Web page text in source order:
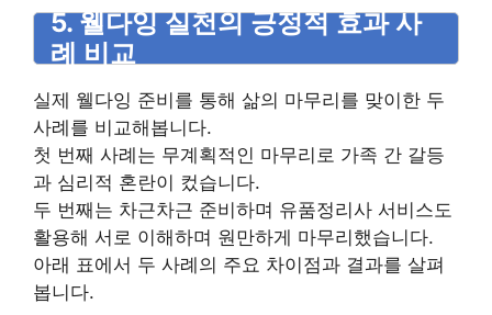
5. 웰다잉 실천의 긍정적 효과 사
례 비교
실제 웰다잉 준비를 통해 삶의 마무리를 맞이한 두
사례를 비교해봅니다.
첫 번째 사례는 무계획적인 마무리로 가족 간 갈등
과 심리적 혼란이 컸습니다.
두 번째는 차근차근 준비하며 유품정리사 서비스도
활용해 서로 이해하며 원만하게 마무리했습니다.
아래 표에서 두 사례의 주요 차이점과 결과를 살펴
봅니다.